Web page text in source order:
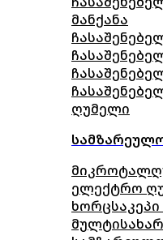
მანქანა
ღუმელი
ელექტრო
ხორცსაკეპი